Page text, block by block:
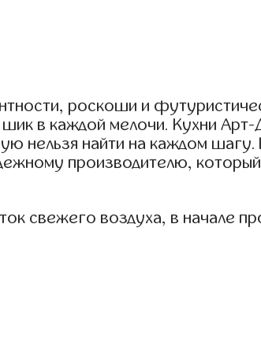
роскоши и
в каждой мелочи. Кухни
нельзя найти на каждом
производителю, который
свежего воздуха, в начале